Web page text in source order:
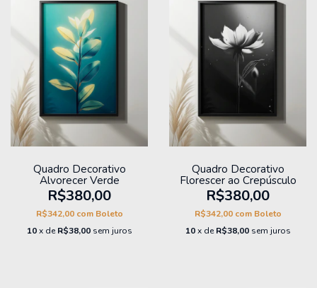
Quadro Decorativo
Alvorecer Verde
R$380,00
R$342,00 com Boleto
10 x de R$38,00 sem juros
Quadro Decorativo
Florescer ao Crepúsculo
R$380,00
R$342,00 com Boleto
10 x de R$38,00 sem juros